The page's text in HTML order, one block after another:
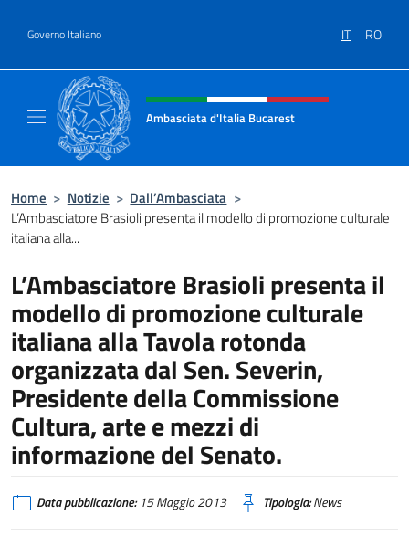
Governo Italiano IT RO
Intestazione sito, social e menù
Ambasciata d'Italia Bucarest
Home > Notizie > Dall’Ambasciata >
L’Ambasciatore Brasioli presenta il modello di promozione culturale
italiana alla...
L’Ambasciatore Brasioli presenta il
modello di promozione culturale
italiana alla Tavola rotonda
organizzata dal Sen. Severin,
Presidente della Commissione
Cultura, arte e mezzi di
informazione del Senato.
Data pubblicazione:15 Maggio 2013 Tipologia:News